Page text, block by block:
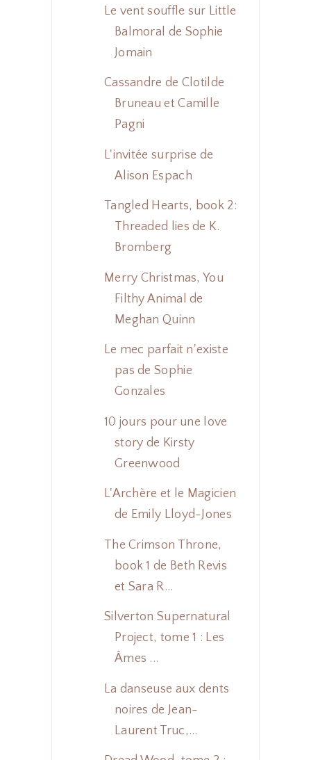
Le vent souffle sur Little
Balmoral de Sophie
Jomain
Cassandre de Clotilde
Bruneau et Camille
Pagni
L'invitée surprise de
Alison Espach
Tangled Hearts, book 2:
Threaded lies de K.
Bromberg
Merry Christmas, You
Filthy Animal de
Meghan Quinn
Le mec parfait n'existe
pas de Sophie
Gonzales
10 jours pour une love
story de Kirsty
Greenwood
L'Archère et le Magicien
de Emily Lloyd-Jones
The Crimson Throne,
book 1 de Beth Revis
et Sara R...
Silverton Supernatural
Project, tome 1 : Les
Âmes ...
La danseuse aux dents
noires de Jean-
Laurent Truc,...